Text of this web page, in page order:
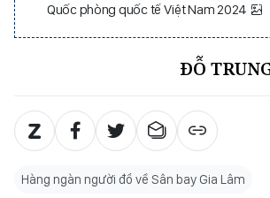
Quốc phòng quốc tế Việt Nam 2024
ĐỖ
Hàng ngàn người đổ về Sân bay Gia Lâm